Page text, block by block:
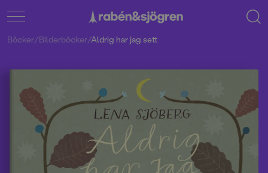
Böcker/Bilderböcker/Aldrig har jag sett